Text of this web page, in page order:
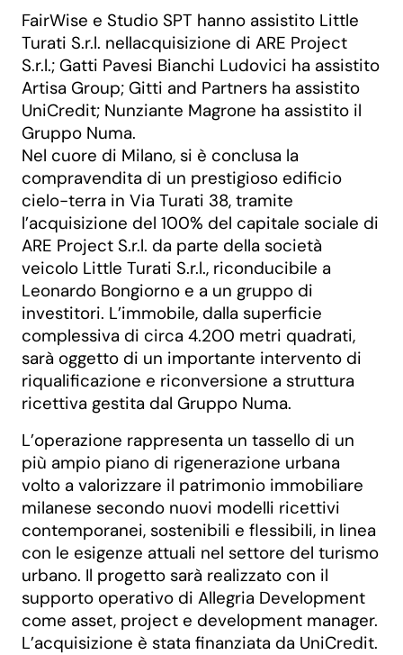
FairWise e Studio SPT hanno assistito Little
Turati S.r.l. nellacquisizione di ARE Project
S.r.l.; Gatti Pavesi Bianchi Ludovici ha assistito
Artisa Group; Gitti and Partners ha assistito
UniCredit; Nunziante Magrone ha assistito il
Gruppo Numa.
Nel cuore di Milano, si è conclusa la
compravendita di un prestigioso edificio
cielo-terra in Via Turati 38, tramite
l’acquisizione del 100% del capitale sociale di
ARE Project S.r.l. da parte della società
veicolo Little Turati S.r.l., riconducibile a
Leonardo Bongiorno e a un gruppo di
investitori. L’immobile, dalla superficie
complessiva di circa 4.200 metri quadrati,
sarà oggetto di un importante intervento di
riqualificazione e riconversione a struttura
ricettiva gestita dal Gruppo Numa.
L’operazione rappresenta un tassello di un
più ampio piano di rigenerazione urbana
volto a valorizzare il patrimonio immobiliare
milanese secondo nuovi modelli ricettivi
contemporanei, sostenibili e flessibili, in linea
con le esigenze attuali nel settore del turismo
urbano. Il progetto sarà realizzato con il
supporto operativo di Allegria Development
come asset, project e development manager.
L’acquisizione è stata finanziata da UniCredit.